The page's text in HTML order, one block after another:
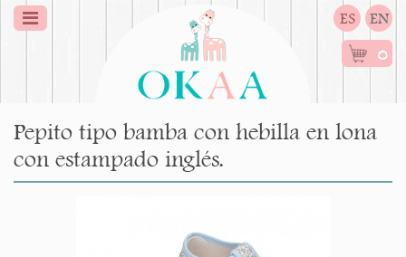
ES EN
0
Pepito tipo bamba con hebilla en lona
con estampado inglés.